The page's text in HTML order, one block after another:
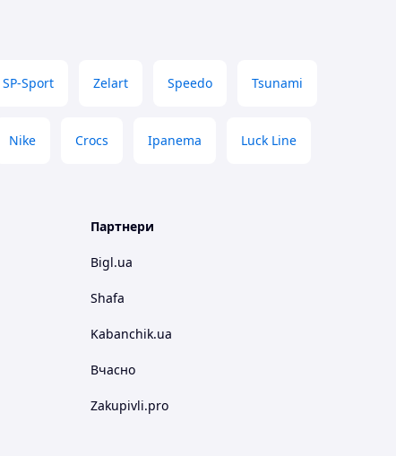
SP-Sport Zelart Speedo Tsunami
Nike Crocs Ipanema Luck Line
Партнери
Bigl.ua
Shafa
Kabanchik.ua
Вчасно
Zakupivli.pro